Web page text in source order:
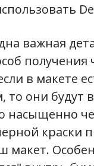
важная
в макете
то они будут
насыщенно
краски
макет.